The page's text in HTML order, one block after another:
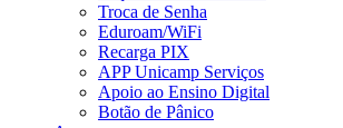
Troca de Senha
Eduroam/WiFi
Recarga PIX
APP Unicamp Serviços
Apoio ao Ensino Digital
Botão de Pânico